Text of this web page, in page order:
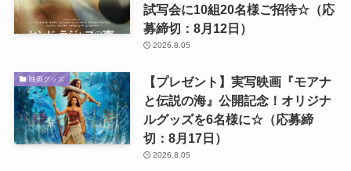
試写会に10組20名様ご招待☆（応
募締切：8月12日）
2026.8.05
映画グッズ
【プレゼント】実写映画『モアナ
と伝説の海』公開記念！オリジナ
ルグッズを6名様に☆（応募締
切：8月17日）
2026.8.05